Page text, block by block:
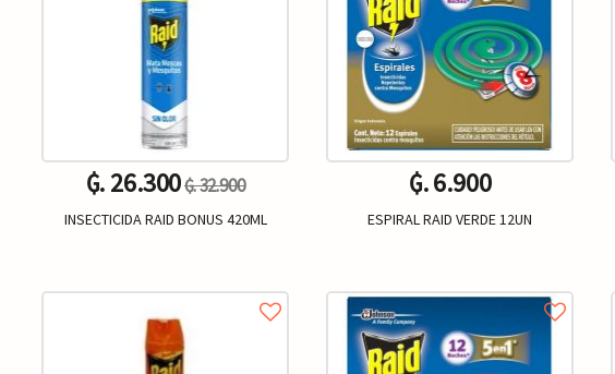
₲. 26.300₲. 32.900
INSECTICIDA RAID BONUS 420ML
₲. 6.900
ESPIRAL RAID VERDE 12UN